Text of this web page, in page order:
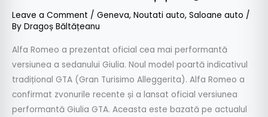
Leave a Comment / Geneva, Noutati auto, Saloane auto /
By Dragoș Băltățeanu
Alfa Romeo a prezentat oficial cea mai performantă
versiunea a sedanului Giulia. Noul model poartă indicativul
tradițional GTA (Gran Turisimo Alleggerita). Alfa Romeo a
confirmat zvonurile recente și a lansat oficial versiunea
performantă Giulia GTA. Aceasta este bazată pe actualul